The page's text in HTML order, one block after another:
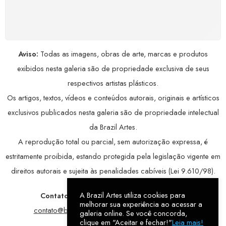
Aviso: Todas as imagens, obras de arte, marcas e produtos
exibidos nesta galeria são de propriedade exclusiva de seus
respectivos artistas plásticos.
Os artigos, textos, vídeos e conteúdos autorais, originais e artísticos
exclusivos publicados nesta galeria são de propriedade intelectual
da Brazil Artes.
A reprodução total ou parcial, sem autorização expressa, é
estritamente proibida, estando protegida pela legislação vigente em
direitos autorais e sujeita às penalidades cabíveis (Lei 9.610/98).
Contatos: WhatsApp:79 9998-1221/ E-mail:
contato@brazilartes.com/ Instagram:@brazilartes
A Brazil Artes utiliza cookies para
melhorar sua experiência ao acessar a
galeria online. Se você concorda,
clique em "Aceitar e fechar!"Leia mais!